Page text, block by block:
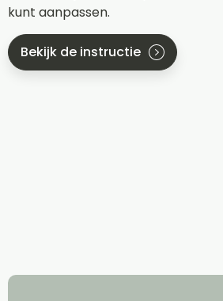
kunt aanpassen.
Bekijk de instructie